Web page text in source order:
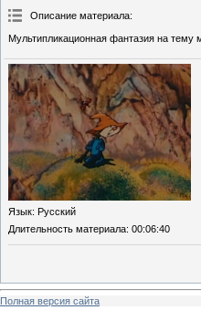
Описание материала:
Мультипликационная фантазия на
Язык: Русский
Длительность материала: 00:06:40
Полная версия сайта